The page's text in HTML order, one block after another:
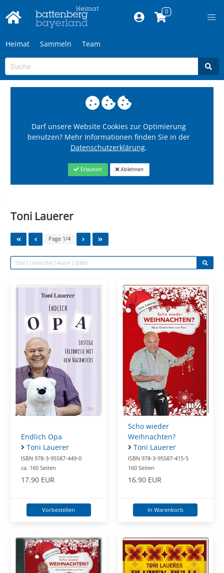
Heimat Sammeln Team
Darf unsere Website Cookies zur Optimierung
benutzen? Mehr Informationen finden Sie in der
Datenschutzerklärung.
Erlauben Ablehnen
Toni Lauerer
Page 1/4
Endlich Opa
Toni Lauerer
ISBN 978-3-95587-449-0
ca. 160 Seiten
17.90 EUR
Vorbestellen
Scho wieder
Weihnachten?
Toni Lauerer
ISBN 978-3-95587-415-5
160 Seiten
16.90 EUR
In Warenkorb